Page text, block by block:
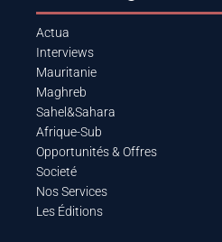
Actua
Interviews
Mauritanie
Maghreb
Sahel&Sahara
Afrique-Sub
Opportunités & Offres
Societé
Nos Services
Les Éditions